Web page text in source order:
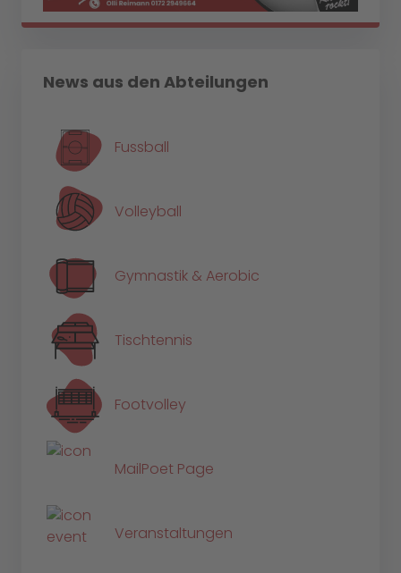
News aus den Abteilungen
Fussball
Volleyball
Gymnastik & Aerobic
Tischtennis
Footvolley
MailPoet Page
Veranstaltungen